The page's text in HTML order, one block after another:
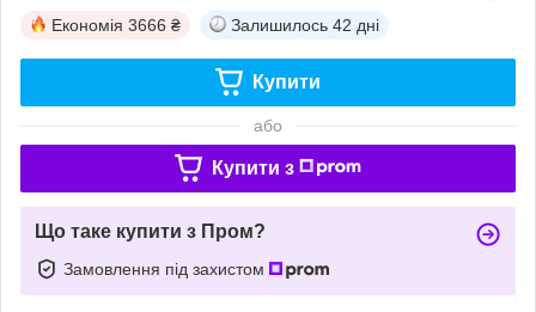
Економія 3666 ₴ Залишилось 42 дні
Купити
або
Купити з
Що таке купити з Пром?
Замовлення під захистом